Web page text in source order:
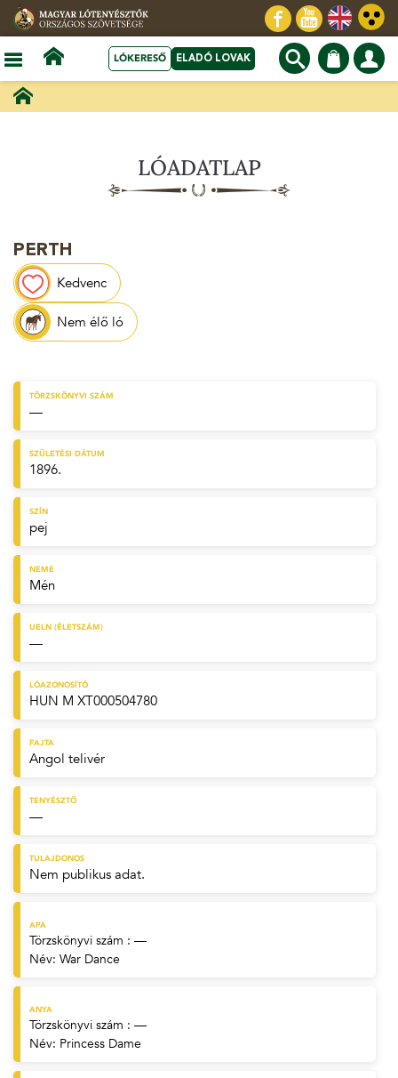
LÓKERESŐ ELADÓ LOVAK
LÓADATLAP
PERTH
Kedvenc
Nem élő ló
TÖRZSKÖNYVI SZÁM
—
SZÜLETÉSI DÁTUM
1896.
SZÍN
pej
NEME
Mén
UELN (ÉLETSZÁM)
—
LÓAZONOSÍTÓ
HUN M XT000504780
FAJTA
Angol telivér
TENYÉSZTŐ
—
TULAJDONOS
Nem publikus adat.
APA
Törzskönyvi szám : —
Név: War Dance
ANYA
Törzskönyvi szám : —
Név: Princess Dame